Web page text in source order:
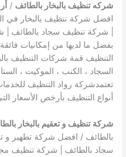
شركه تنظيف بالبخار بالطائف /
افضل شركة تنظيف بالبخار في
| شركة تنظيف سجاد بالطائف
بفضل ما لديها من إمكانيات
التنظيف قمة شركات التنظيف
السجاد ، الكنب ، الموكيت ،
تعتمدشركة رواد التنظيف
أنواع التنظيف بأرخص الأسعار
شركة تنظيف و تعقيم بالبخار
بالطائف / افضل شركة تطهير و
سجاد بالطائف | شركة تنظيف